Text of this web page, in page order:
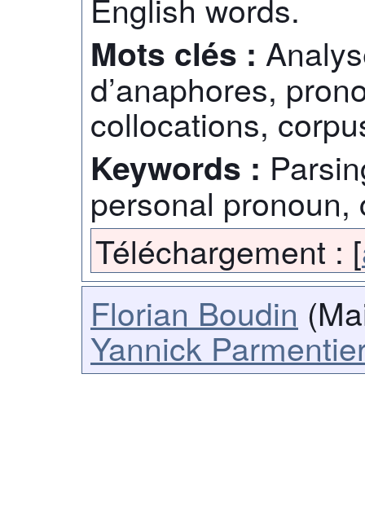
Mots clés :
d’anaphores,
collocations,
Keywords :
personal
Téléchargement : [
Florian Boudin
Yannick